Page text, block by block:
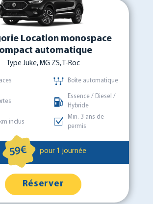
Location monospace
automatique
Type Juke, MG ZS, T-Roc
Boîte automatique
Essence / Diesel /
Hybride
inclus
Min. 3 ans de
permis
59€ pour 1 journée
Réserver